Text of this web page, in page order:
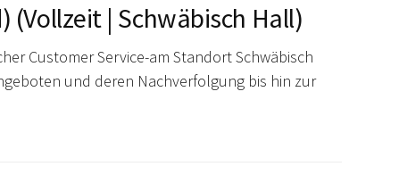
| Schwäbisch Hall)
Customer Service-am Standort Schwäbisch
und deren Nachverfolgung bis hin zur